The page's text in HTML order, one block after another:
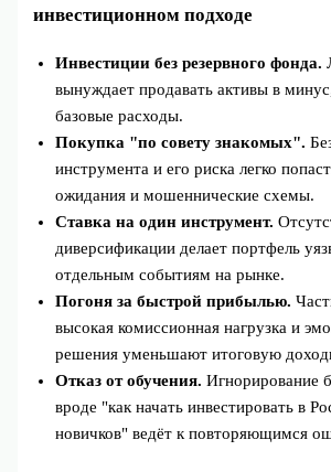
инвестиционном подходе
Инвестиции без резервного фонда.
вынуждает продавать активы в
базовые расходы.
Покупка "по совету знакомых".
инструмента и его риска легко
ожидания и мошеннические схемы.
Ставка на один инструмент.
диверсификации делает портфель
отдельным событиям на рынке.
Погоня за быстрой прибылью.
высокая комиссионная нагрузка и
решения уменьшают итоговую
Отказ от обучения. Игнорирование
вроде "как начать инвестировать в
новичков" ведёт к повторяющимся